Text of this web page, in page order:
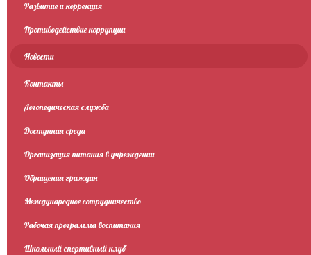
Развитие и коррекция
Противодействие коррупции
Новости
Контакты
Логопедическая служба
Доступная среда
Организация питания в учреждении
Обращения граждан
Международное сотрудничество
Рабочая программа воспитания
Школьный спортивный клуб